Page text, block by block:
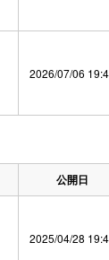
2026/07/06
公開日
2025/04/28